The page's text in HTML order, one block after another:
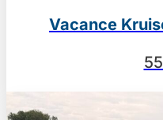
Vacance